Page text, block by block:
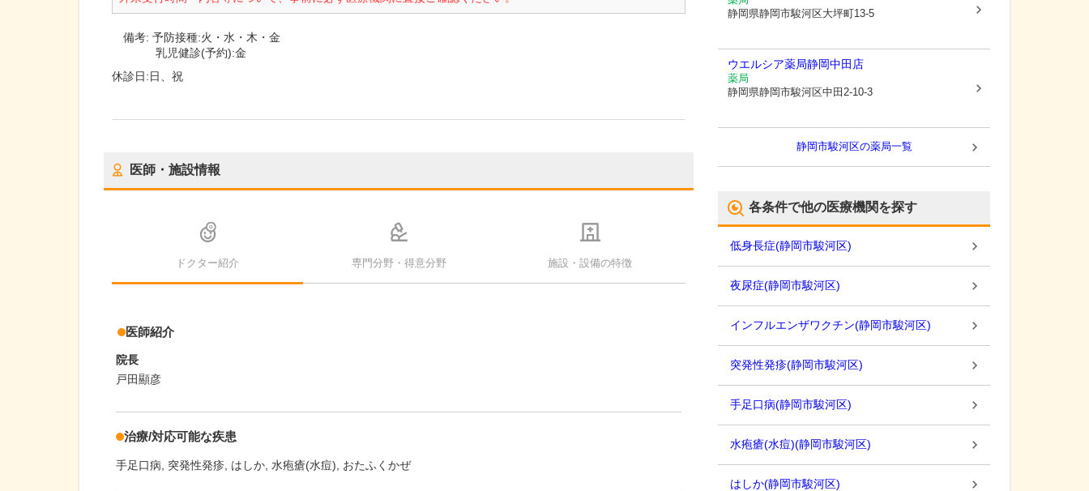
備考:予防接種:火・水・木・金
乳児健診(予約):金
休診日:日、祝
医師・施設情報
ドクター紹介 専門分野・得意分野 施設・設備の特徴
医師紹介
院長
戸田顯彦
治療/対応可能な疾患
手足口病 突発性発疹 はしか 水疱瘡(水痘) おたふくかぜ
静岡県静岡市駿河区大坪町13-5
ウエルシア薬局静岡中田店
薬局
静岡県静岡市駿河区中田2-10-3
静岡市駿河区の薬局一覧
各条件で他の医療機関を探す
低身長症(静岡市駿河区)
夜尿症(静岡市駿河区)
インフルエンザワクチン(静岡市駿河区)
突発性発疹(静岡市駿河区)
手足口病(静岡市駿河区)
水疱瘡(水痘)(静岡市駿河区)
はしか(静岡市駿河区)